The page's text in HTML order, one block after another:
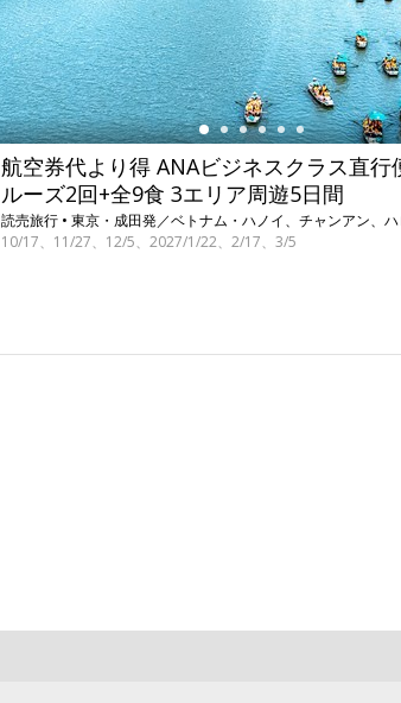
航空券代より得 ANAビジネスクラス直行
ルーズ2回+全9食 3エリア周遊5日間
読売旅行 • 東京・成田発／ベトナム・ハノイ、チャンアン、
10/17、11/27、12/5、2027/1/22、2/17、3/5